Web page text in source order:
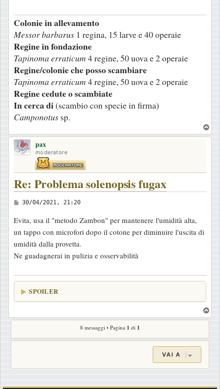
a
g
g
i
o
Colonie in allevamento
Messor barbarus 1 regina, 15 larve e 40 operaie
Regine in fondazione
Tapinoma erraticum 4 regine, 50 uova e 2 operaie
Regine/colonie che posso scambiare
Tapinoma erraticum 4 regine, 50 uova e 2 operaie
Regine cedute o scambiate
In cerca di(scambio con specie in firma)
Camponotus sp.
o
pax
moderatore
Re: Problema solenopsis fugax
M
s
s
a
g
i
o
30/04/2021, 21:20
Evita, usa il "metodo Zambon" per mantenere l'umidità alta,
un tappo con microfori dopo il cotone per diminuire l'uscita di
umidità dalla provetta.
Ne guadagnerai in pulizia e osservabilità
SPOILER
o
8 messaggi • Pagina 1 di 1
VAI A